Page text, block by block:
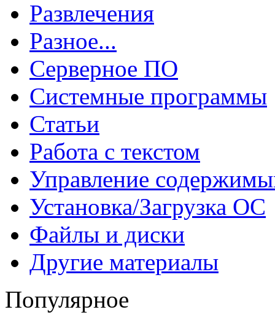
Развлечения
Разное...
Серверное ПО
Системные программы
Статьи
Работа с текстом
Управление
Установка/Загрузка ОС
Файлы и диски
Другие материалы
Популярное